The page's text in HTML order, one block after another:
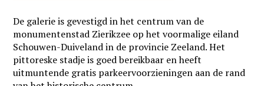
De galerie is gevestigd in het centrum van de
monumentenstad Zierikzee op het voormalige eiland
Schouwen-Duiveland in de provincie Zeeland. Het
pittoreske stadje is goed bereikbaar en heeft
uitmuntende gratis parkeervoorzieningen aan de rand